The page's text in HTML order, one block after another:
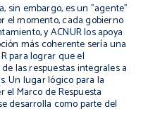
sin embargo, es un "agente"
el momento, cada gobierno
y ACNUR los apoya
más coherente sería una
para lograr que el
las respuestas integrales a
Un lugar lógico para la
Marco de Respuesta
desarrolla como parte del